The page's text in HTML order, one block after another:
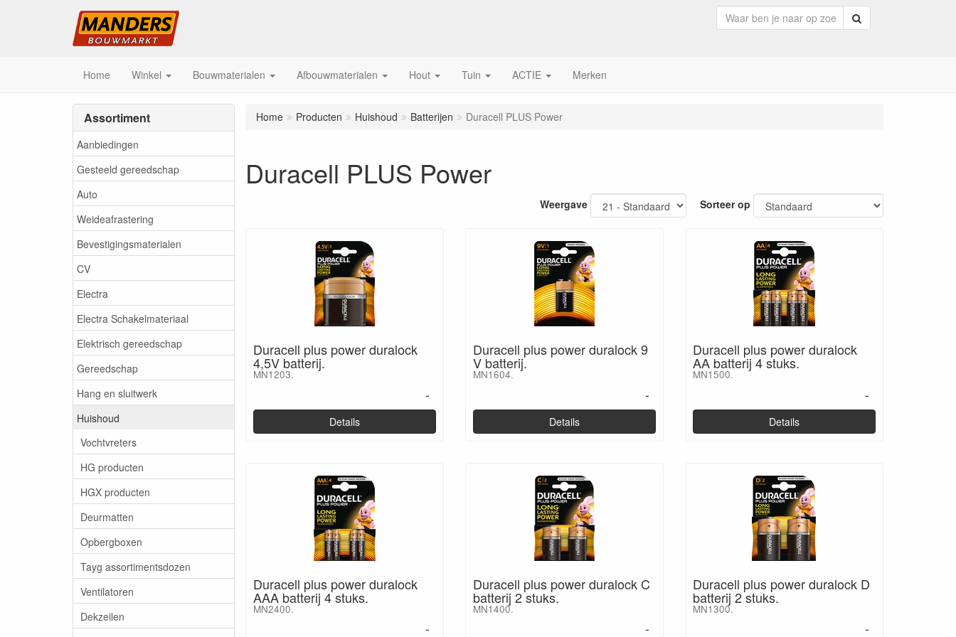
Home Winkel Bouwmaterialen Afbouwmaterialen Hout Tuin ACTIE Merken
Assortiment
Aanbiedingen
Gesteeld gereedschap
Auto
Weideafrastering
Bevestigingsmaterialen
CV
Electra
Electra Schakelmateriaal
Elektrisch gereedschap
Gereedschap
Hang en sluitwerk
Huishoud
Vochtvreters
HG producten
HGX producten
Deurmatten
Opbergboxen
Tayg assortimentsdozen
Ventilatoren
Dekzeilen
Home Producten Huishoud Batterijen Duracell PLUS Power
Duracell PLUS Power
Weergave Sorteer op
Duracell plus power duralock
4,5V batterij.
MN1203.
-
Details
Duracell plus power duralock 9
V batterij.
MN1604.
-
Details
Duracell plus power duralock
AA batterij 4 stuks.
MN1500.
-
Details
Duracell plus power duralock
AAA batterij 4 stuks.
MN2400.
-
Duracell plus power duralock C
batterij 2 stuks.
MN1400.
-
Duracell plus power duralock D
batterij 2 stuks.
MN1300.
-